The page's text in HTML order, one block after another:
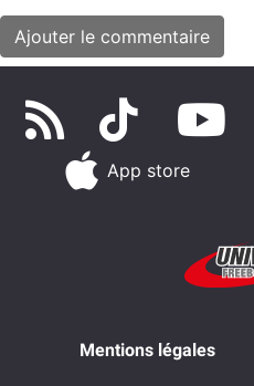
App store
Mentions légales